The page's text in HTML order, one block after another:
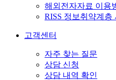
해외전자자료 이용
RISS 정보취약계층
고객센터
자주 찾는 질문
상담 신청
상담 내역 확인